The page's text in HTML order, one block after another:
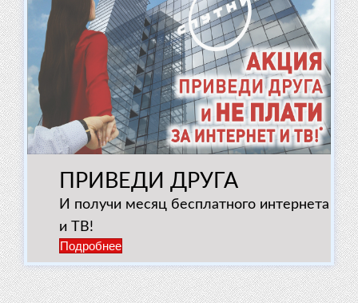
ПРИВЕДИ ДРУГА
И получи месяц бесплатного интернета
и ТВ!
Подробнее